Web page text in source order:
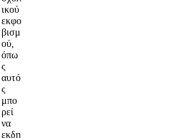
ικού
εκφο
βισμ
ού,
όπω
ς
αυτό
ς
μπο
ρεί
να
εκδη